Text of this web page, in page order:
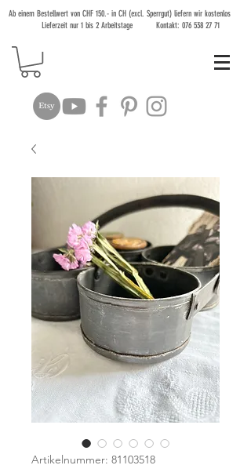
Ab einem Bestellwert von CHF 150.- in CH (excl. Sperrgut) liefern wir kostenlos
Lieferzeit nur 1 bis 2 Arbeitstage Kontakt: 076 538 27 71
Artikelnummer: 81103518